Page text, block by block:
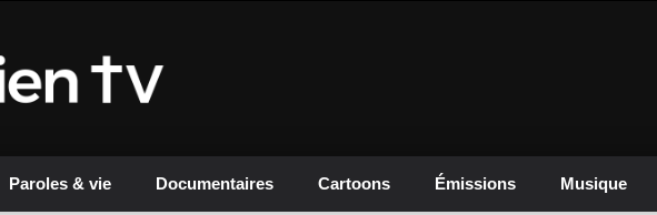
Paroles & vie Documentaires Cartoons Émissions Musique